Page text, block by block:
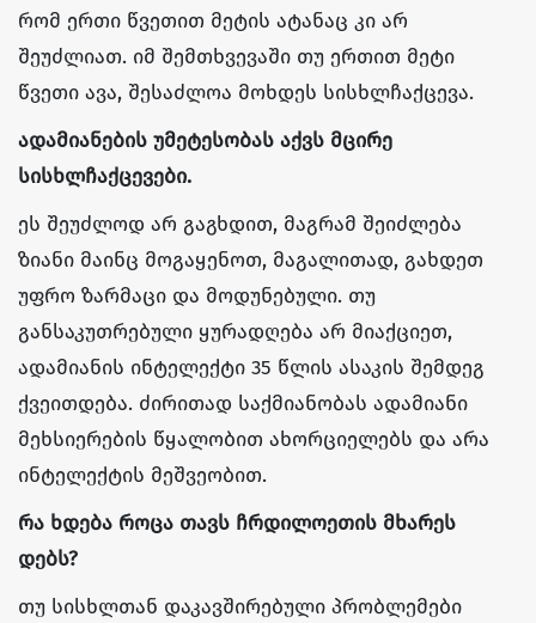
რომ ერთი წვეთით მეტის ატანაც კი არ
შეუძლიათ. იმ შემთხვევაში თუ ერთით მეტი
წვეთი ავა, შესაძლოა მოხდეს სისხლჩაქცევა.
ადამიანების უმეტესობას აქვს მცირე
სისხლჩაქცევები.
ეს შეუძლოდ არ გაგხდით, მაგრამ შეიძლება
ზიანი მაინც მოგაყენოთ, მაგალითად, გახდეთ
უფრო ზარმაცი და მოდუნებული. თუ
განსაკუთრებული ყურადღება არ მიაქციეთ,
ადამიანის ინტელექტი 35 წლის ასაკის შემდეგ
ქვეითდება. ძირითად საქმიანობას ადამიანი
მეხსიერების წყალობით ახორციელებს და არა
ინტელექტის მეშვეობით.
რა ხდება როცა თავს ჩრდილოეთის მხარეს
დებს?
თუ სისხლთან დაკავშირებული პრობლემები